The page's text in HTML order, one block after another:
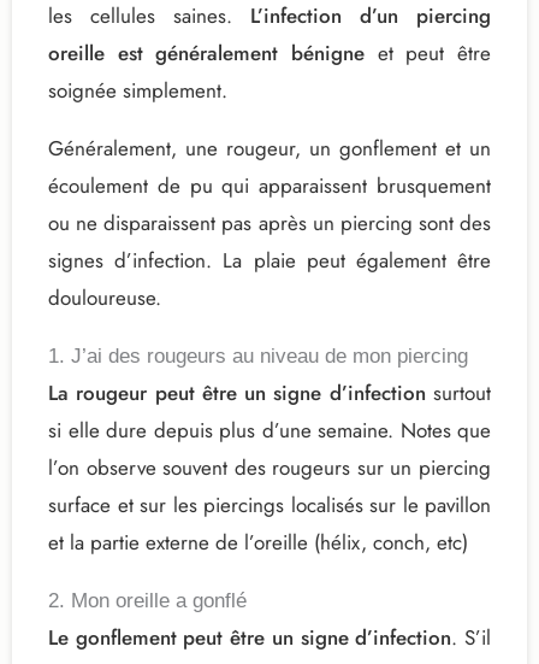
les cellules saines. L’infection d’un piercing
oreille est généralement bénigne et peut être
soignée simplement.
Généralement, une rougeur, un gonflement et un
écoulement de pu qui apparaissent brusquement
ou ne disparaissent pas après un piercing sont des
signes d’infection. La plaie peut également être
douloureuse.
1. J’ai des rougeurs au niveau de mon piercing
La rougeur peut être un signe d’infection surtout
si elle dure depuis plus d’une semaine. Notes que
l’on observe souvent des rougeurs sur un piercing
surface et sur les piercings localisés sur le pavillon
et la partie externe de l’oreille (hélix, conch, etc)
2. Mon oreille a gonflé
Le gonflement peut être un signe d’infection. S’il